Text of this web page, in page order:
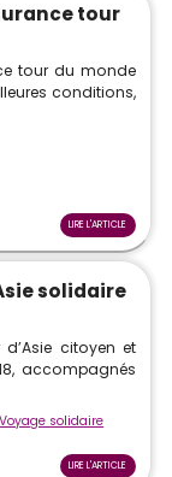
tour
tour du monde
conditions,
LIRE L'ARTICLE
solidaire
citoyen et
accompagnés
Voyage solidaire
LIRE L'ARTICLE